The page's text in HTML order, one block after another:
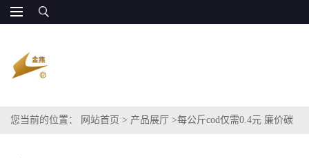
您当前的位置： 网站首页 > 产品展厅 >每公斤cod仅需0.4元 廉价碳